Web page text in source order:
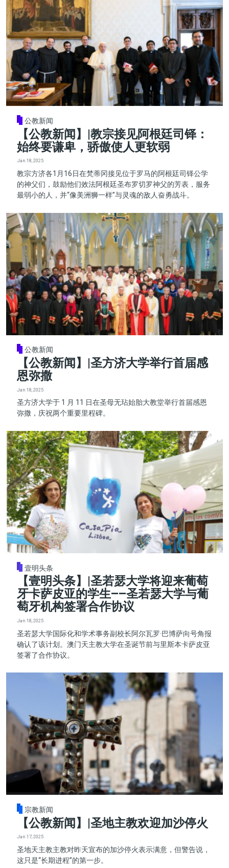
公教新闻
【公教新闻】|教宗接见阿根廷司铎：
始终要谦卑，骄傲使人更软弱
Jan 18, 2025
教宗方济各1月16日在梵蒂冈接见位于罗马的阿根廷司铎公学
的神父们，鼓励他们效法阿根廷圣布罗切罗神父的芳表，服务
最弱小的人，并“像美洲狮一样”与灵魂的敌人奋勇战斗。
公教新闻
【公教新闻】|圣方济大学举行首届感
恩弥撒
Jan 18, 2025
圣方济大学于 1 月 11 日在圣母无玷始胎大教堂举行首届感恩
弥撒，庆祝两个重要里程碑。
壹明头条
【壹明头条】|圣若瑟大学将迎来葡萄
牙卡萨皮亚的学生——圣若瑟大学与葡
萄牙机构签署合作协议
Jan 18, 2025
圣若瑟大学国际化和学术事务副校长阿尔瓦罗·巴博萨向号角报
确认了该计划。澳门天主教大学在圣诞节前与里斯本卡萨皮亚
签署了合作协议。
宗教新闻
【公教新闻】|圣地主教欢迎加沙停火
Jan 17, 2025
圣地天主教主教对昨天宣布的加沙停火表示满意，但警告说，
这只是“长期进程”的第一步。